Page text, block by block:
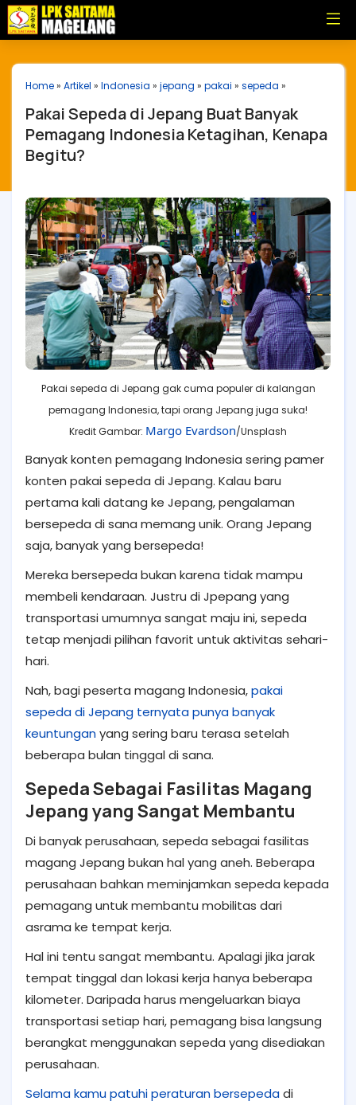
Home» Artikel » Indonesia » jepang » pakai » sepeda »
Pakai Sepeda di Jepang Buat Banyak
Pemagang Indonesia Ketagihan, Kenapa
Begitu?
Pakai sepeda di Jepang gak cuma populer di kalangan
pemagang Indonesia, tapi orang Jepang juga suka!
Kredit Gambar: Margo Evardson/Unsplash
Banyak konten pemagang Indonesia sering pamer
konten pakai sepeda di Jepang. Kalau baru
pertama kali datang ke Jepang, pengalaman
bersepeda di sana memang unik. Orang Jepang
saja, banyak yang bersepeda!
Mereka bersepeda bukan karena tidak mampu
membeli kendaraan. Justru di Jpepang yang
transportasi umumnya sangat maju ini, sepeda
tetap menjadi pilihan favorit untuk aktivitas sehari-
hari.
Nah, bagi peserta magang Indonesia,pakai
sepeda di Jepang ternyata punya banyak
keuntunganyang sering baru terasa setelah
beberapa bulan tinggal di sana.
Sepeda Sebagai Fasilitas Magang
Jepang yang Sangat Membantu
Di banyak perusahaan, sepeda sebagai fasilitas
magang Jepang bukan hal yang aneh. Beberapa
perusahaan bahkan meminjamkan sepeda kepada
pemagang untuk membantu mobilitas dari
asrama ke tempat kerja.
Hal ini tentu sangat membantu. Apalagi jika jarak
tempat tinggal dan lokasi kerja hanya beberapa
kilometer. Daripada harus mengeluarkan biaya
transportasi setiap hari, pemagang bisa langsung
berangkat menggunakan sepeda yang disediakan
perusahaan.
Selama kamu patuhi peraturan bersepedadi